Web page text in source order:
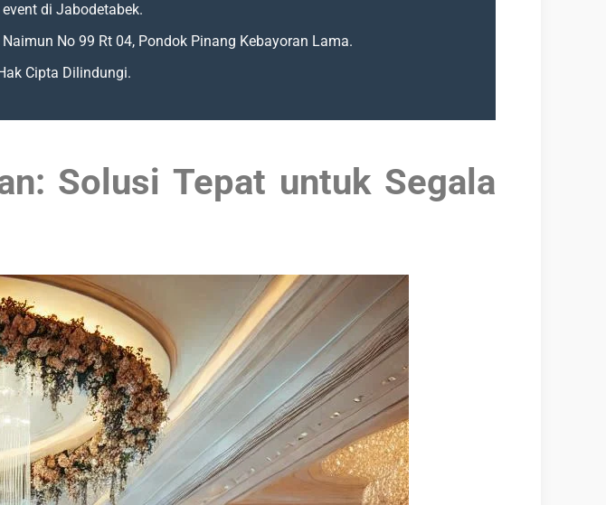
di Jabodetabek.
No 99 Rt 04, Pondok Pinang Kebayoran Lama.
Cipta Dilindungi.
Solusi Tepat untuk Segala